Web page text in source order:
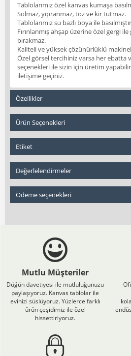
Tablolarımız özel kanvas kumaşa
Solmaz, yıpranmaz, toz ve kir tutmaz.
Tablolarımız su bazlı boya ile
Fırınlanmış ahşap üzerine özel gergi
bırakmaz.
Kaliteli ve yüksek çözünürlüklü
Özel görsel tercihiniz varsa her ebatta
seçenekleri ile sizin için üretim
iletişime geçiniz.
Özellikler
Ürün Seçenekleri
Etiket
Değerlelendirmeler
Ödeme seçenekleri
Mutlu Müşteriler
Düğün davetiyesi ile mutluluğunuzu
paylaşıyoruz. Kanvas tablolar ile
evinizi süslüyoruz. Yüzlerce farklı
ürün çeşidimiz ile özel
hissettiriyoruz.